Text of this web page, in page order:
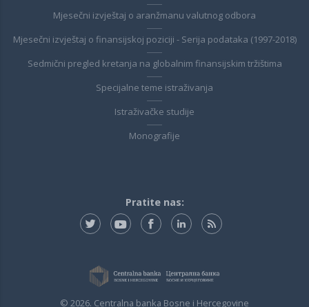
Mjesečni izvještaj o aranžmanu valutnog odbora
Mjesečni izvještaj o finansijskoj poziciji - Serija podataka (1997-2018)
Sedmični pregled kretanja na globalnim finansijskim tržištima
Specijalne teme istraživanja
Istraživačke studije
Monografije
Pratite nas:
© 2026. Centralna banka Bosne i Hercegovine